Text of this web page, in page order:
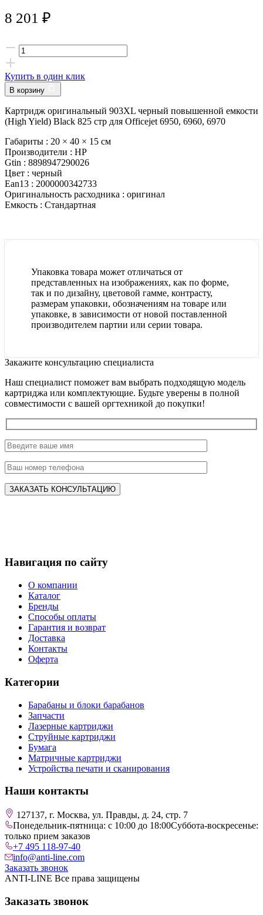
8 201 ₽
Купить в один клик
В корзину
Картридж оригинальный 903XL черный повышенной емкости
(High Yield) Black 825 стр для Officejet 6950, 6960, 6970
Габариты : 20 × 40 × 15 см
Производители : HP
Gtin : 8898947290026
Цвет : черный
Ean13 : 2000000342733
Оригинальность расходника : оригинал
Емкость : Стандартная
Упаковка товара может отличаться от
представленных на изображениях, как по форме,
так и по дизайну, цветовой гамме, контрасту,
размерам упаковки, обозначениям на товаре или
упаковке, в зависимости от новой поставленной
производителем партии или серии товара.
Закажите консультацию специалиста
Наш специалист поможет вам выбрать подходящую модель
картриджа или комплектующие. Будьте уверены в полной
совместимости с вашей оргтехникой до покупки!
Навигация по сайту
О компании
Каталог
Бренды
Способы оплаты
Гарантия и возврат
Доставка
Контакты
Оферта
Категории
Барабаны и блоки барабанов
Запчасти
Лазерные картриджи
Струйные картриджи
Бумага
Матричные картриджи
Устройства печати и сканирования
Наши контакты
127137, г. Москва, ул. Правды, д. 24, стр. 7
Понедельник-пятница: с 10:00 до 18:00Суббота-воскресенье:
только прием заказов
+7 495 118-97-40
info@anti-line.com
Заказать звонок
ANTI-LINE Все права защищены
Заказать звонок